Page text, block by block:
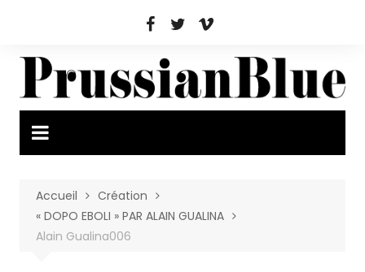
Accueil
Création
« DOPO EBOLI » PAR ALAIN GUALINA
Alain Gualina006